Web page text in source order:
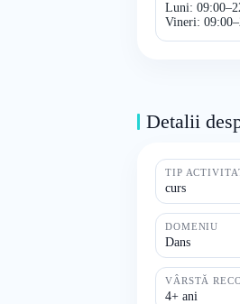
Luni:
Vineri:
Detalii
TIP
curs
DOMENIU
Dans
VÂRSTĂ
4+ ani